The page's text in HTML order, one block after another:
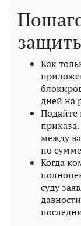
Как
дней на
Подайте
между
по
Когда
суду